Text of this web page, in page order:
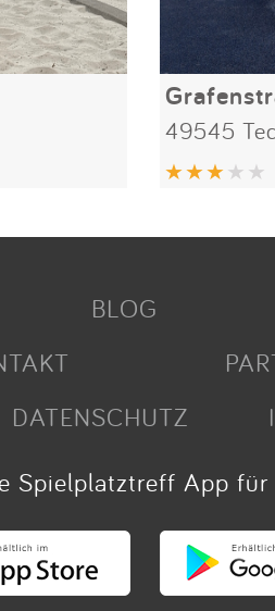
49545
BLOG
DATENSCHUTZ
Spielplatztreff App für